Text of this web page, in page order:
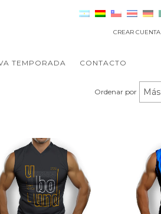
CREAR CUENTA
TEMPORADA CONTACTO
Ordenar por